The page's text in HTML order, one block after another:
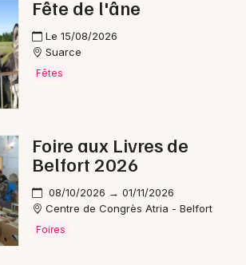
de Belfort
Fête de l'âne
Le 15/08/2026
Suarce
Fêtes
Foire aux Livres de
Belfort 2026
08/10/2026 → 01/11/2026
Centre de Congrès Atria - Belfort
Foires